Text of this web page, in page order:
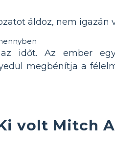
áldoz, nem igazán
időt. Az ember
megbénítja a
volt Mitch